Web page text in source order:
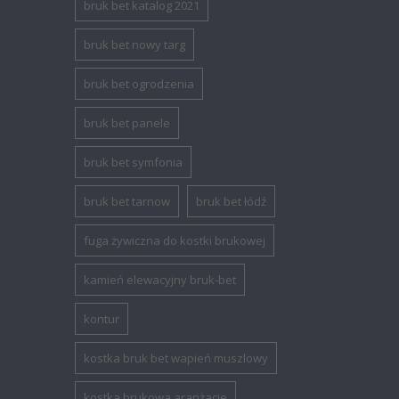
bruk bet katalog 2021
bruk bet nowy targ
bruk bet ogrodzenia
bruk bet panele
bruk bet symfonia
bruk bet tarnow bruk bet łódź
fuga żywiczna do kostki brukowej
kamień elewacyjny bruk-bet
kontur
kostka bruk bet wapień muszlowy